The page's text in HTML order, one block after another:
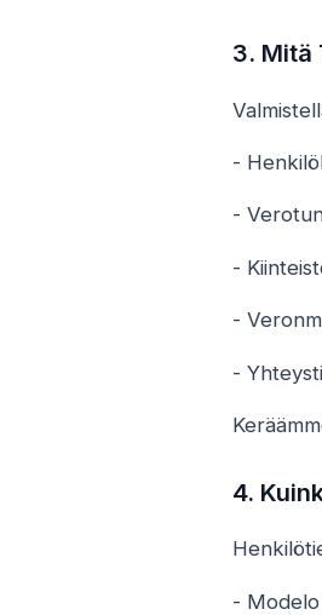
3. Mitä
-
-
-
-
-
4.
- Modelo